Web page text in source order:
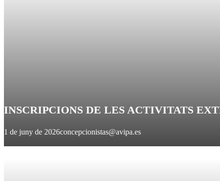
INSCRIPCIONS DE LES ACTIVITATS
1 de juny de 2026concepcionistas@avipa.es